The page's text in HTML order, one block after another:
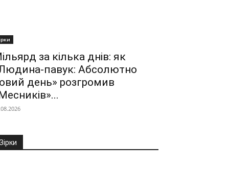
за кілька днів: як
павук: Абсолютно
день» розгромив